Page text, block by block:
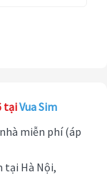
tạiVua Sim
miễn phí (áp
tại Hà Nội,